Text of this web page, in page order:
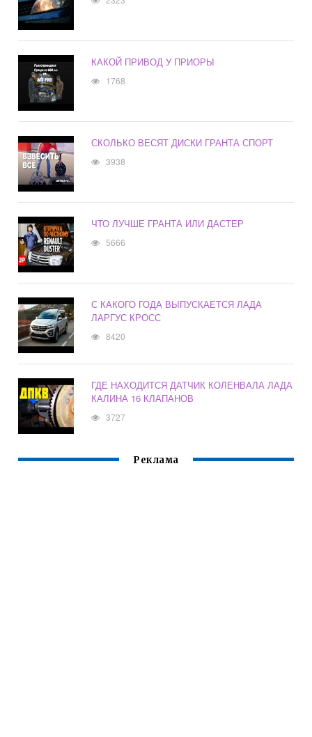
КАКОЙ ПРИВОД У ПРИОРЫ
1768
СКОЛЬКО ВЕСЯТ ДИСКИ ГРАНТА СПОРТ
3938
ЧТО ЛУЧШЕ ГРАНТА ИЛИ ДАСТЕР
5666
С КАКОГО ГОДА ВЫПУСКАЕТСЯ ЛАДА
ЛАРГУС КРОСС
8420
ГДЕ НАХОДИТСЯ ДАТЧИК КОЛЕНВАЛА ЛАДА
КАЛИНА 16 КЛАПАНОВ
3727
Реклама